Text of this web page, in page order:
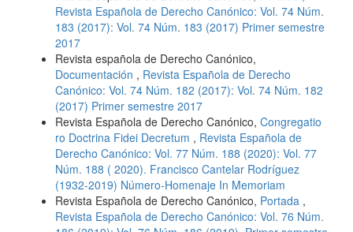
Revista Española de Derecho Canónico: Vol. 74 Núm.
183 (2017): Vol. 74 Núm. 183 (2017) Primer semestre
2017
Revista española de Derecho Canónico,
Documentación , Revista Española de Derecho
Canónico: Vol. 74 Núm. 182 (2017): Vol. 74 Núm. 182
(2017) Primer semestre 2017
Revista Española de Derecho Canónico, Congregatio
ro Doctrina Fidei Decretum , Revista Española de
Derecho Canónico: Vol. 77 Núm. 188 (2020): Vol. 77
Núm. 188 ( 2020). Francisco Cantelar Rodríguez
(1932-2019) Número-Homenaje In Memoriam
Revista Española de Derecho Canónico, Portada ,
Revista Española de Derecho Canónico: Vol. 76 Núm.